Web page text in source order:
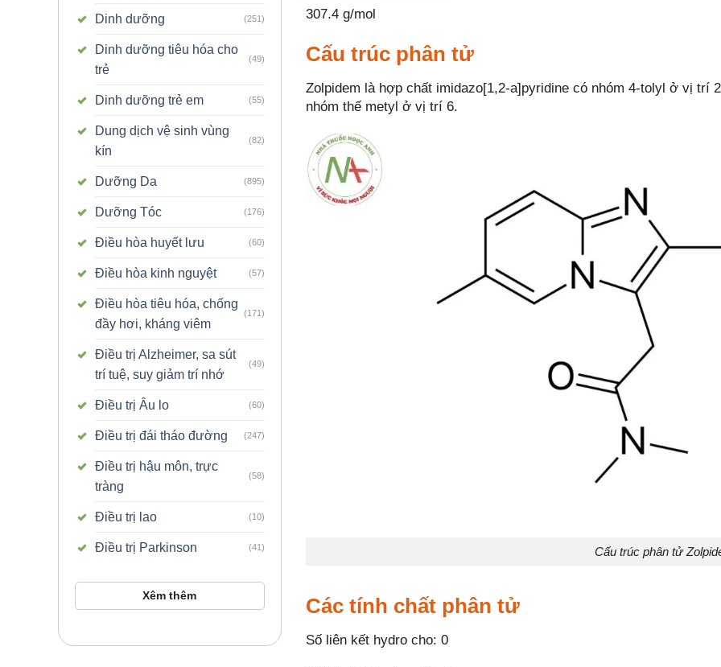
Dinh dưỡng (251)
Dinh dưỡng tiêu hóa cho
trẻ
(49)
Dinh dưỡng trẻ em (55)
Dung dịch vệ sinh vùng
kín
(82)
Dưỡng Da (895)
Dưỡng Tóc (176)
Điều hòa huyết lưu (60)
Điều hòa kinh nguyệt (57)
Điều hòa tiêu hóa, chống
đầy hơi, kháng viêm
(171)
Điều trị Alzheimer, sa sút
trí tuệ, suy giảm trí nhớ
(49)
Điều trị Âu lo (60)
Điều trị đái tháo đường (247)
Điều trị hậu môn, trực
tràng
(58)
Điều trị lao (10)
Điều trị Parkinson (41)
Xêm thêm
307.4 g/mol
Cấu trúc phân tử
Zolpidem là hợp chất imidazo[1,2-a]pyridine có nhóm 4-tolyl ở vị trí
nhóm thế metyl ở vị trí 6.
Cấu trúc phân tử
Các tính chất phân tử
Số liên kết hydro cho: 0